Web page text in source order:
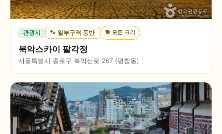
관광지 🐾 일부구역 동반 🐕 모든 크기
북악스카이 팔각정
서울특별시 종로구 북악산로 267 (평창동)